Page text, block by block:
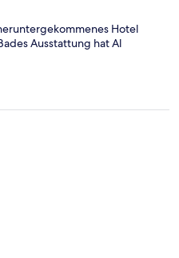
Hotel
Ausstattung hat Al